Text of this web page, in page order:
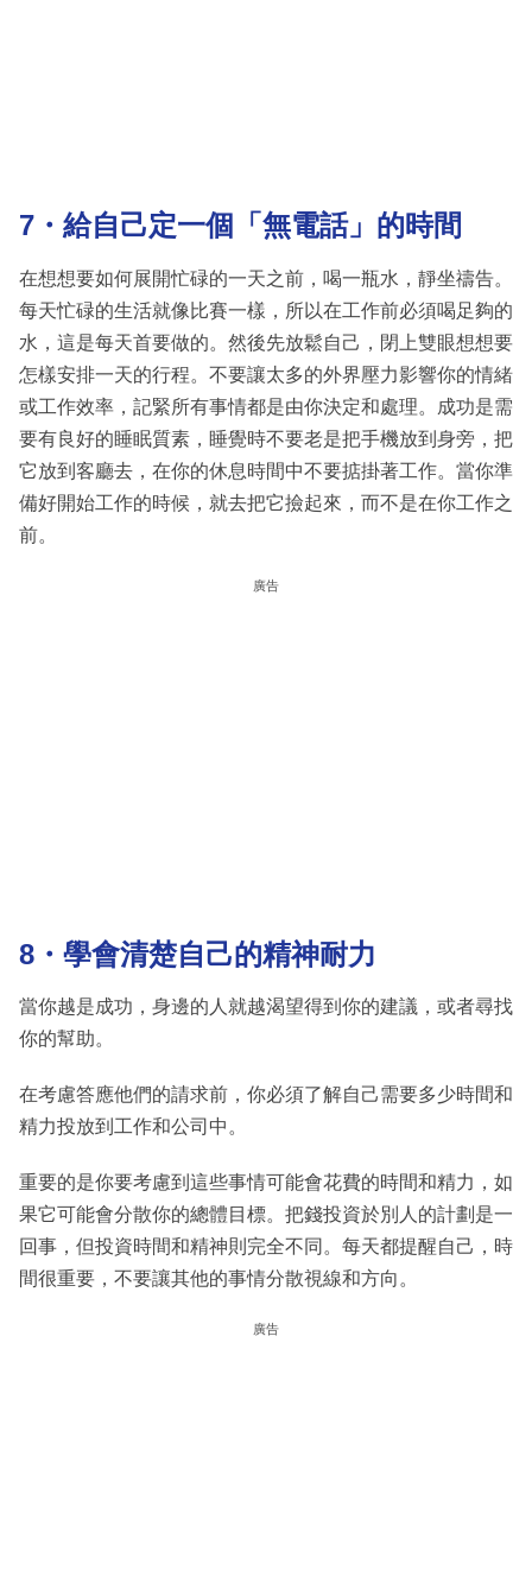
7・給自己定一個「無電話」的時間
在想想要如何展開忙碌的一天之前，喝一瓶水，靜坐禱告。
每天忙碌的生活就像比賽一樣，所以在工作前必須喝足夠的
水，這是每天首要做的。然後先放鬆自己，閉上雙眼想想要
怎樣安排一天的行程。不要讓太多的外界壓力影響你的情緒
或工作效率，記緊所有事情都是由你決定和處理。成功是需
要有良好的睡眠質素，睡覺時不要老是把手機放到身旁，把
它放到客廳去，在你的休息時間中不要掂掛著工作。當你準
備好開始工作的時候，就去把它撿起來，而不是在你工作之
前。
廣告
8・學會清楚自己的精神耐力
當你越是成功，身邊的人就越渴望得到你的建議，或者尋找
你的幫助。
在考慮答應他們的請求前，你必須了解自己需要多少時間和
精力投放到工作和公司中。
重要的是你要考慮到這些事情可能會花費的時間和精力，如
果它可能會分散你的總體目標。把錢投資於別人的計劃是一
回事，但投資時間和精神則完全不同。每天都提醒自己，時
間很重要，不要讓其他的事情分散視線和方向。
廣告